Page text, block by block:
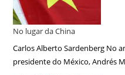
No lugar da China
Carlos Alberto Sardenberg No
presidente do México, Andrés